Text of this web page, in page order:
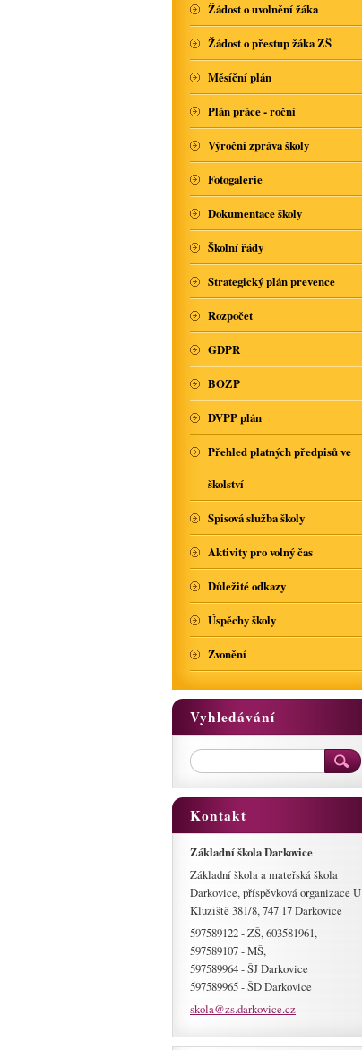
Žádost o uvolnění žáka
Žádost o přestup žáka ZŠ
Měsíční plán
Plán práce - roční
Výroční zpráva školy
Fotogalerie
Dokumentace školy
Školní řády
Strategický plán prevence
Rozpočet
GDPR
BOZP
DVPP plán
Přehled platných předpisů ve
školství
Spisová služba školy
Aktivity pro volný čas
Důležité odkazy
Úspěchy školy
Zvonění
Vyhledávání
Kontakt
Základní škola Darkovice
Základní škola a mateřská škola
Darkovice, příspěvková organizace U
Kluziště 381/8, 747 17 Darkovice
597589122 - ZŠ, 603581961,
597589107 - MŠ,
597589964 - ŠJ Darkovice
597589965 - ŠD Darkovice
skola@zs.darkovice.cz